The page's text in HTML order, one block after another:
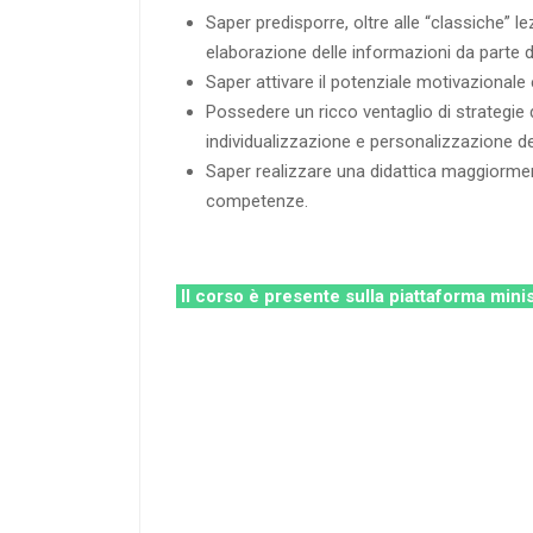
Saper predisporre, oltre alle “classiche”
elaborazione delle informazioni da parte
Saper attivare il potenziale
Possedere un ricco ventaglio di
individualizzazione e personalizzazione
Saper realizzare una didattica
competenze.
Il corso è presente sulla piattaforma